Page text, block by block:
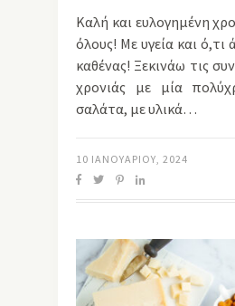
Καλή και ευλογημένη
όλους! Με υγεία και ό,τι
καθένας! Ξεκινάω τις
χρονιάς με μία
σαλάτα, με υλικά…
10 ΙΑΝΟΥΑΡΊΟΥ, 2024